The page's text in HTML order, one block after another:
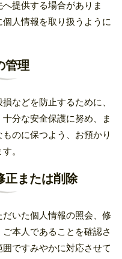
提供する場合がありま
人情報を取り扱うように
管理
などを防止するために、
分な安全保護に努め、ま
のに保つよう、お預かり
。
正または削除
いた個人情報の照会、修
本人であることを確認さ
ですみやかに対応させて